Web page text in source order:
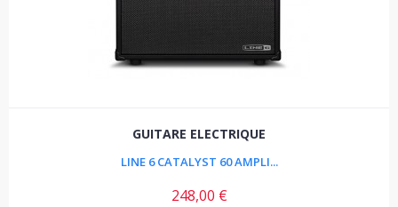
GUITARE ELECTRIQUE
LINE 6 CATALYST 60 AMPLI...
248,00 €